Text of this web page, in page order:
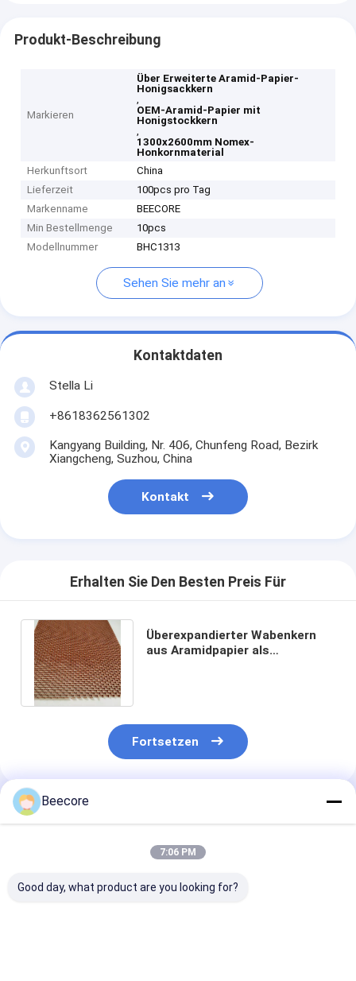
Produkt-Beschreibung
Markieren
Über Erweiterte Aramid-Papier-
Honigsackkern
,
OEM-Aramid-Papier mit
Honigstockkern
,
1300x2600mm Nomex-
Honkornmaterial
Herkunftsort
China
Lieferzeit
100pcs pro Tag
Markenname
BEECORE
Min Bestellmenge
10pcs
Modellnummer
BHC1313
Sehen Sie mehr an
Kontaktdaten
Stella Li
+8618362561302
Kangyang Building, Nr. 406, Chunfeng Road, Bezirk
Xiangcheng, Suzhou, China
Kontakt
Erhalten Sie Den Besten Preis Für
Überexpandierter Wabenkern
aus Aramidpapier als
Fortsetzen
Empfohlene Produkte
Beecore
7:06 PM
Good day, what product are you looking for?